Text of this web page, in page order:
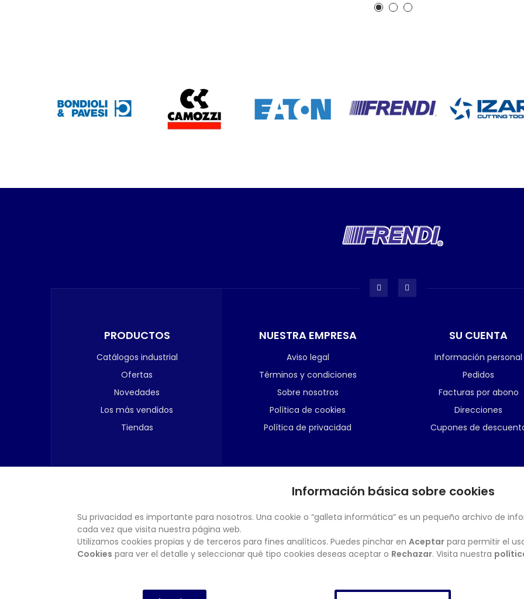
PRODUCTOS
Catálogos industrial
Ofertas
Novedades
Los más vendidos
Tiendas
NUESTRA EMPRESA
Aviso legal
Términos y condiciones
Sobre nosotros
Política de cookies
Política de privacidad
SU CUENTA
Información personal
Pedidos
Facturas por abono
Direcciones
Cupones de
BOLETÍN
Información básica sobre cookies
Su privacidad es importante para nosotros. Una cookie o “galleta informática” es un pequeño archivo de
cada vez que visita nuestra página web.
Utilizamos cookies propias y de terceros para fines analíticos. Puedes pinchar en Aceptar para permitir el
Cookies para ver el detalle y seleccionar qué tipo cookies deseas aceptar o Rechazar. Visita nuestra